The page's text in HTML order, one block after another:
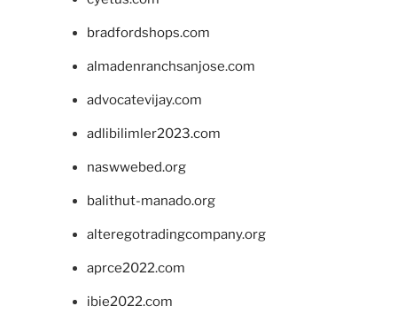
bradfordshops.com
almadenranchsanjose.com
advocatevijay.com
adlibilimler2023.com
naswwebed.org
balithut-manado.org
alteregotradingcompany.org
aprce2022.com
ibie2022.com